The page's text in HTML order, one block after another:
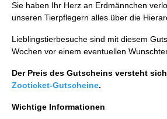
Sie haben Ihr Herz an Erdmännchen
unseren Tierpflegern alles über die
Lieblingstierbesuche sind mit diesem
Wochen vor einem eventuellen
Der Preis des Gutscheins versteht
Zooticket-Gutscheine.
Wichtige Informationen